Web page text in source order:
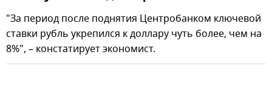
"За период после поднятия Центробанком ключевой
ставки рубль укрепился к доллару чуть более, чем на
8%", – констатирует экономист.